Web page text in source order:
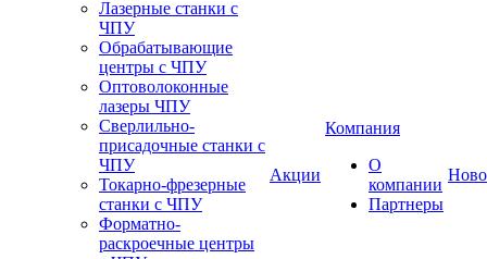
Лазерные станки с
ЧПУ
Обрабатывающие
центры с ЧПУ
Оптоволоконные
лазеры ЧПУ
Сверлильно-
присадочные станки с
ЧПУ
Токарно-фрезерные
станки с ЧПУ
Форматно-
раскроечные центры
Акции
Компания
О
компании
Партнеры